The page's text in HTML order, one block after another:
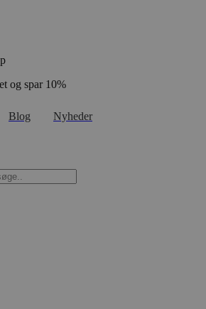
og spar 10%
Blog Nyheder